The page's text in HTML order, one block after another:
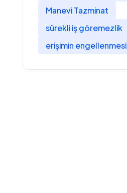
Manevi Tazminat
sürekli iş göremezlik
erişimin engellenmesi